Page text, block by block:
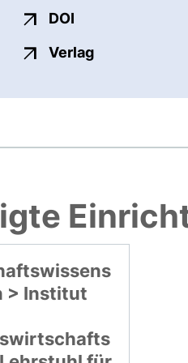
DOI
Verlagexterner
> Institut